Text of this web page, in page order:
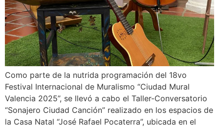
Como parte de la nutrida programación del 18vo
Festival Internacional de Muralismo “Ciudad Mural
Valencia 2025”, se llevó a cabo el Taller-Conversatorio
“Sonajero Ciudad Canción” realizado en los espacios de
la Casa Natal “José Rafael Pocaterra”, ubicada en el